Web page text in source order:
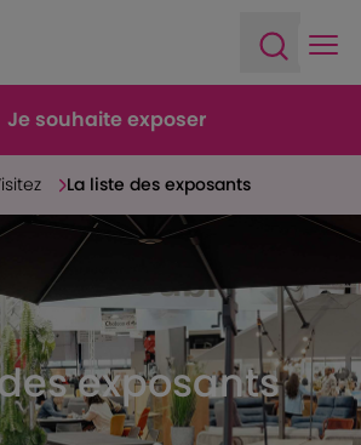
Je souhaite exposer
La liste des exposants
exposants